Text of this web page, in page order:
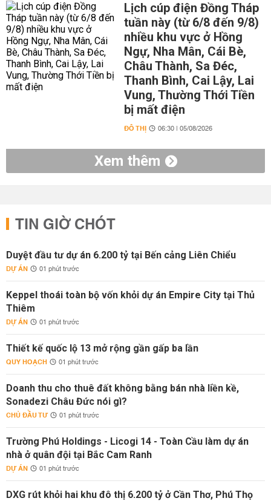
Lịch cúp điện Đồng Tháp
tuần này (từ 6/8 đến 9/8)
nhiều khu vực ở Hồng
Ngự, Nha Mân, Cái Bè,
Châu Thành, Sa Đéc,
Thanh Bình, Cai Lậy, Lai
Vung, Thường Thới Tiền
bị mất điện
ĐÔ THỊ 06:30 | 05/08/2026
Xem thêm
TIN GIỜ CHÓT
Duyệt đầu tư dự án 6.200 tỷ tại Bến cảng Liên Chiểu
DỰ ÁN 01 phút trước
Keppel thoái toàn bộ vốn khỏi dự án Empire City tại Thủ
Thiêm
DỰ ÁN 01 phút trước
Thiết kế quốc lộ 13 mở rộng gần gấp ba lần
QUY HOẠCH 01 phút trước
Doanh thu cho thuê đất không bằng bán nhà liền kề,
Sonadezi Châu Đức nói gì?
CHỦ ĐẦU TƯ 01 phút trước
Trường Phú Holdings - Licogi 14 - Toàn Cầu làm dự án
nhà ở quân đội tại Bắc Cam Ranh
DỰ ÁN 01 phút trước
DXG rút khỏi hai khu đô thị 6.200 tỷ ở Cần Thơ, Phú Thọ